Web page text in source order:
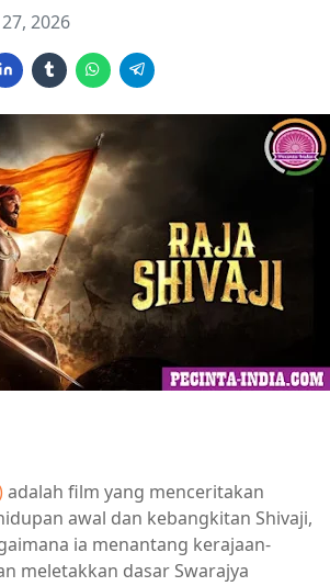
2026
adalah film yang menceritakan
awal dan kebangkitan Shivaji,
ia menantang kerajaan-
meletakkan dasar Swarajya